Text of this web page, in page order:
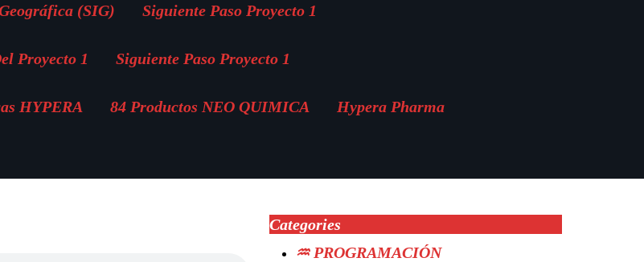
(SIG) Siguiente Paso Proyecto 1
Proyecto 1 Siguiente Paso Proyecto 1
HYPERA 84 Productos NEO QUIMICA Hypera Pharma
Categories
♒ PROGRAMACIÓN